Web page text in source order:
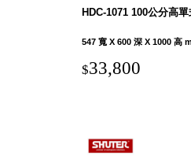
台灣
HDC-1071 100公分高
547 寬 X 600 深 X 1000 高
$33,800